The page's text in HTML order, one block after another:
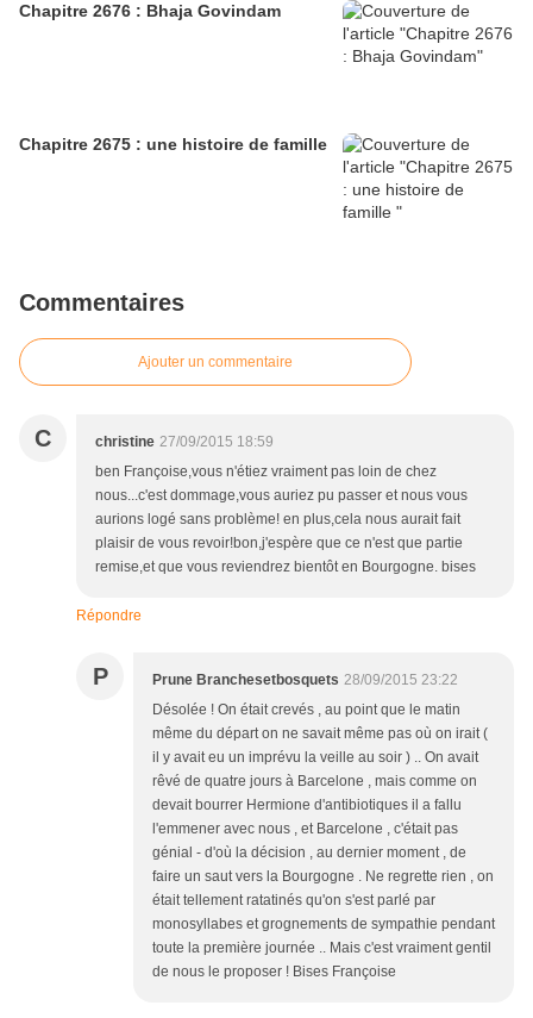
Chapitre 2676 : Bhaja Govindam
Chapitre 2675 : une histoire de famille
Commentaires
Ajouter un commentaire
C christine 27/09/2015 18:59
ben Françoise,vous n'étiez vraiment pas loin de chez
nous...c'est dommage,vous auriez pu passer et nous vous
aurions logé sans problème! en plus,cela nous aurait fait
plaisir de vous revoir!bon,j'espère que ce n'est que partie
remise,et que vous reviendrez bientôt en Bourgogne. bises
Répondre
P Prune Branchesetbosquets 28/09/2015 23:22
Désolée ! On était crevés , au point que le matin
même du départ on ne savait même pas où on irait (
il y avait eu un imprévu la veille au soir ) .. On avait
rêvé de quatre jours à Barcelone , mais comme on
devait bourrer Hermione d'antibiotiques il a fallu
l'emmener avec nous , et Barcelone , c'était pas
génial - d'où la décision , au dernier moment , de
faire un saut vers la Bourgogne . Ne regrette rien , on
était tellement ratatinés qu'on s'est parlé par
monosyllabes et grognements de sympathie pendant
toute la première journée .. Mais c'est vraiment gentil
de nous le proposer ! Bises Françoise